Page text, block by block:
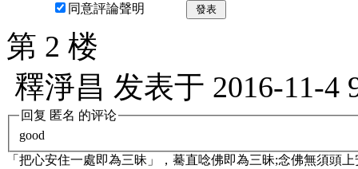
同意評論聲明 發表
第 2 楼
釋淨昌 发表于 2016-11-4
回复 匿名 的评论
good
「把心安住一處即為三昧」，驀直唸佛即為三昧;念佛無須頭